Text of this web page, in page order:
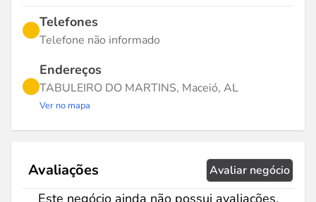
Telefones
Telefone não informado
Endereços
TABULEIRO DO MARTINS, Maceió, AL
Ver no mapa
Avaliações Avaliar negócio
Este negócio ainda não possui avaliações.